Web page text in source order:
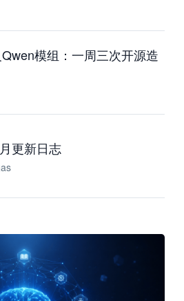
模组：一周三次开源造
更新日志